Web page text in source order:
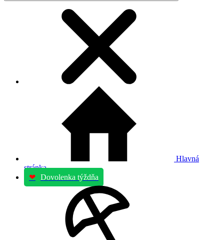
Hlavná
stránka
❤ Dovolenka týždňa